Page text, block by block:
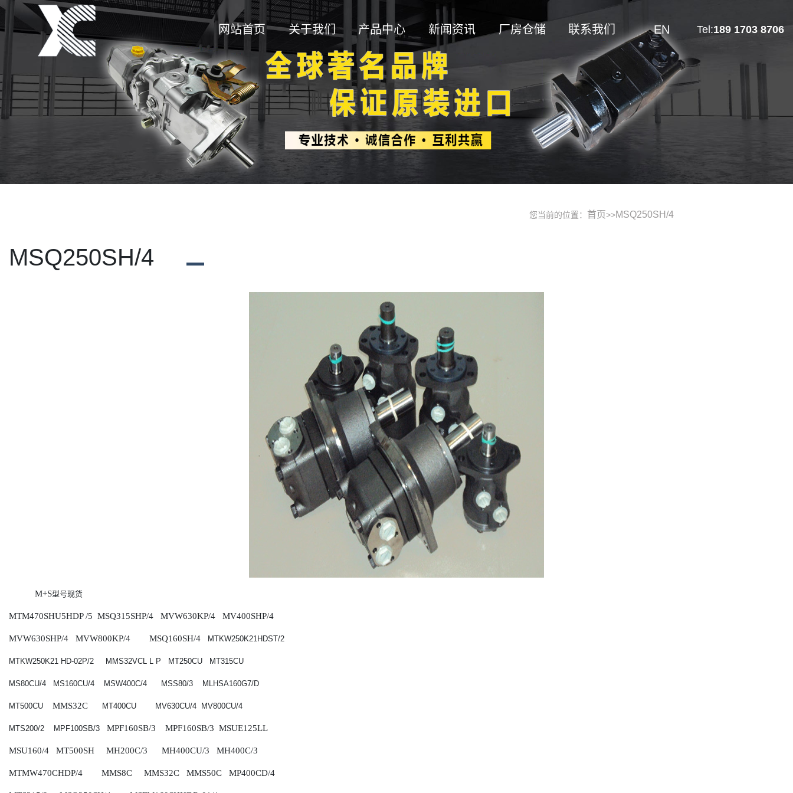
网站首页 关于我们 产品中心 新闻资讯 厂房仓储 联系我们 EN Tel:189 1703 8706
您当前的位置： 首页>>MSQ250SH/4
MSQ250SH/4
M+S型号现货
MTM470SHU5HDP /5 MSQ315SHP/4 MVW630KP/4 MV400SHP/4
MVW630SHP/4 MVW800KP/4 MSQ160SH/4 MTKW250K21HDST/2
MTKW250K21 HD-02P/2 MMS32VCL L P MT250CU MT315CU
MS80CU/4 MS160CU/4 MSW400C/4 MSS80/3 MLHSA160G7/D
MT500CU MMS32C MT400CU MV630CU/4 MV800CU/4
MTS200/2 MPF100SB/3 MPF160SB/3 MPF160SB/3 MSUE125LL
MSU160/4 MT500SH MH200C/3 MH400CU/3 MH400C/3
MTMW470CHDP/4 MMS8C MMS32C MMS50C MP400CD/4